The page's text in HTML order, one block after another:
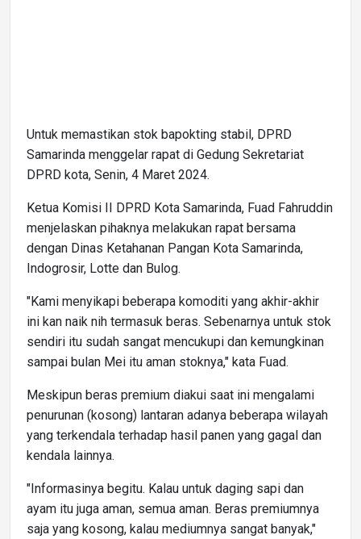
Untuk memastikan stok bapokting stabil, DPRD
Samarinda menggelar rapat di Gedung Sekretariat
DPRD kota, Senin, 4 Maret 2024.
Ketua Komisi II DPRD Kota Samarinda, Fuad Fahruddin
menjelaskan pihaknya melakukan rapat bersama
dengan Dinas Ketahanan Pangan Kota Samarinda,
Indogrosir, Lotte dan Bulog.
"Kami menyikapi beberapa komoditi yang akhir-akhir
ini kan naik nih termasuk beras. Sebenarnya untuk stok
sendiri itu sudah sangat mencukupi dan kemungkinan
sampai bulan Mei itu aman stoknya," kata Fuad.
Meskipun beras premium diakui saat ini mengalami
penurunan (kosong) lantaran adanya beberapa wilayah
yang terkendala terhadap hasil panen yang gagal dan
kendala lainnya.
"Informasinya begitu. Kalau untuk daging sapi dan
ayam itu juga aman, semua aman. Beras premiumnya
saja yang kosong, kalau mediumnya sangat banyak,"